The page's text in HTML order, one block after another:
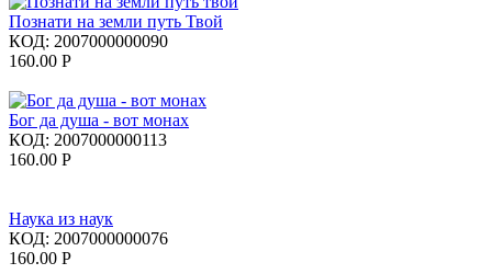
Познати на земли путь Твой
КОД: 2007000000090
160.00 Р
Бог да душа - вот монах
КОД: 2007000000113
160.00 Р
Наука из наук
КОД: 2007000000076
160.00 Р